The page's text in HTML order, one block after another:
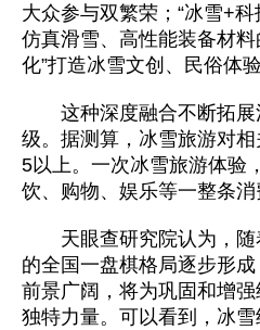
大众参与双繁荣；“冰雪+
仿真滑雪、高性能装备材
化”打造冰雪文创、民俗体
这种深度融合不断拓
级。据测算，冰雪旅游对相
5以上。一次冰雪旅游体验
饮、购物、娱乐等一整条消
天眼查研究院认为，
的全国一盘棋格局逐步形
前景广阔，将为巩固和增
独特力量。可以看到，冰雪